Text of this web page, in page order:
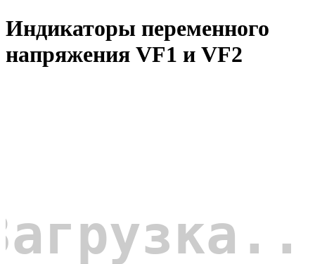
Индикаторы переменного
напряжения VF1 и VF2